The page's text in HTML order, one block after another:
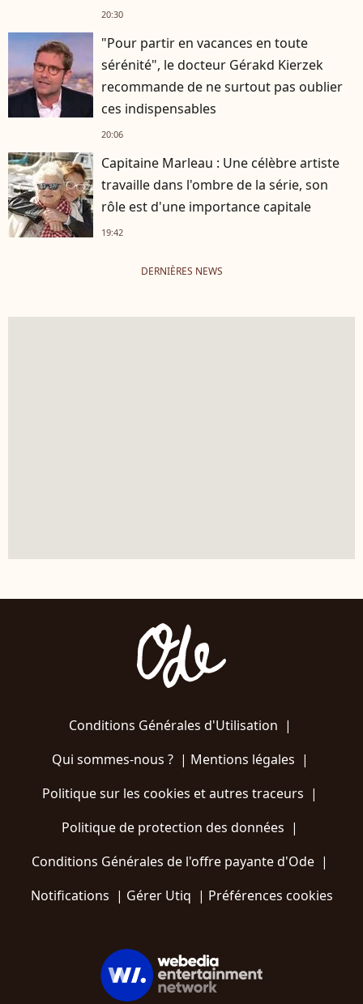
20:30
"Pour partir en vacances en toute
sérénité", le docteur Gérakd Kierzek
recommande de ne surtout pas oublier
ces indispensables
20:06
Capitaine Marleau : Une célèbre artiste
travaille dans l'ombre de la série, son
rôle est d'une importance capitale
19:42
DERNIÈRES NEWS
Conditions Générales d'Utilisation |
Qui sommes-nous ?| Mentions légales |
Politique sur les cookies et autres traceurs |
Politique de protection des données |
Conditions Générales de l'offre payante d'Ode |
Notifications | Gérer Utiq | Préférences cookies